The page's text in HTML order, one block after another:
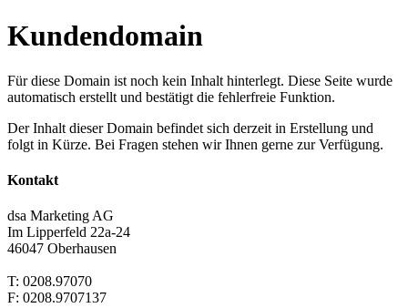
Kundendomain
Für diese Domain ist noch kein Inhalt hinterlegt. Diese Seite wurde
automatisch erstellt und bestätigt die fehlerfreie Funktion.
Der Inhalt dieser Domain befindet sich derzeit in Erstellung und
folgt in Kürze. Bei Fragen stehen wir Ihnen gerne zur Verfügung.
Kontakt
dsa Marketing AG
Im Lipperfeld 22a-24
46047 Oberhausen
T: 0208.97070
F: 0208.9707137